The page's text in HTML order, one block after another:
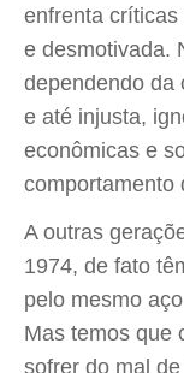
enfrenta
e desmotivada.
dependendo da
e até injusta,
econômicas e
comportamento
A outras
1974, de fato
pelo mesmo
Mas temos que
sofrer do mal